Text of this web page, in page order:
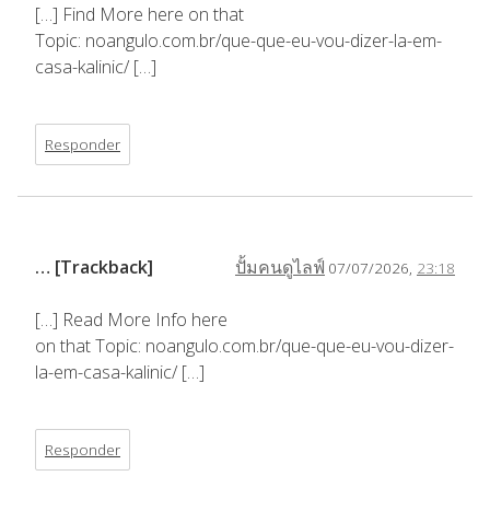
[…] Find More here on that
Topic: noangulo.com.br/que-que-eu-vou-dizer-la-em-
casa-kalinic/ […]
Responder
ปั้มคนดูไลฟ์ 07/07/2026, 23:18
… [Trackback]
[…] Read More Info here
on that Topic: noangulo.com.br/que-que-eu-vou-dizer-
la-em-casa-kalinic/ […]
Responder